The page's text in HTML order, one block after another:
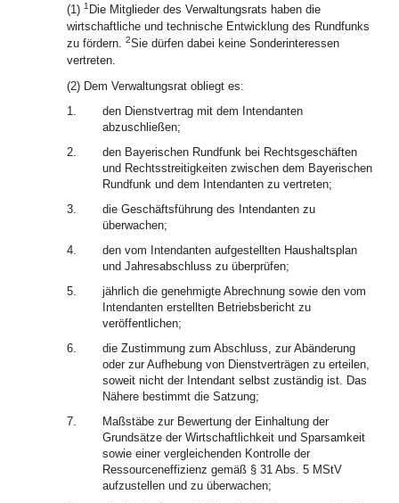
(1) 1 Die Mitglieder des Verwaltungsrats haben die
wirtschaftliche und technische Entwicklung des Rundfunks
zu fördern. 2Sie dürfen dabei keine Sonderinteressen
vertreten.
(2) Dem Verwaltungsrat obliegt es:
1.
den Dienstvertrag mit dem Intendanten
abzuschließen;
2.
den Bayerischen Rundfunk bei Rechtsgeschäften
und Rechtsstreitigkeiten zwischen dem Bayerischen
Rundfunk und dem Intendanten zu vertreten;
3.
die Geschäftsführung des Intendanten zu
überwachen;
4.
den vom Intendanten aufgestellten Haushaltsplan
und Jahresabschluss zu überprüfen;
5.
jährlich die genehmigte Abrechnung sowie den vom
Intendanten erstellten Betriebsbericht zu
veröffentlichen;
6.
die Zustimmung zum Abschluss, zur Abänderung
oder zur Aufhebung von Dienstverträgen zu erteilen,
soweit nicht der Intendant selbst zuständig ist. Das
Nähere bestimmt die Satzung;
7.
Maßstäbe zur Bewertung der Einhaltung der
Grundsätze der Wirtschaftlichkeit und Sparsamkeit
sowie einer vergleichenden Kontrolle der
Ressourceneffizienz gemäß § 31 Abs. 5 MStV
aufzustellen und zu überwachen;